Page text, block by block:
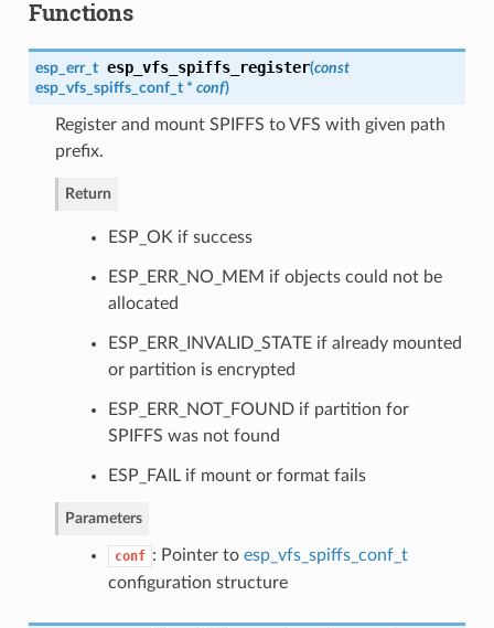
Functions
esp_err_t esp_vfs_spiffs_register(const
esp_vfs_spiffs_conf_t* conf)
Register and mount SPIFFS to VFS with given path
prefix.
Return
ESP_OK if success
ESP_ERR_NO_MEM if objects could not be
allocated
ESP_ERR_INVALID_STATE if already mounted
or partition is encrypted
ESP_ERR_NOT_FOUND if partition for
SPIFFS was not found
ESP_FAIL if mount or format fails
Parameters
conf : Pointer to esp_vfs_spiffs_conf_t
configuration structure